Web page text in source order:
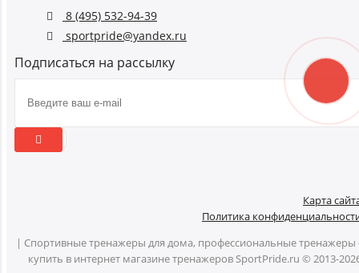
8 (495) 532-94-39
sportpride@yandex.ru
Подписаться на рассылку
Карта
Политика
| Спортивные тренажеры для дома, профессиональные тренажеры
купить в интернет магазине тренажеров SportPride.ru © 2013-